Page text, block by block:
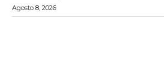
Agosto 8, 2026